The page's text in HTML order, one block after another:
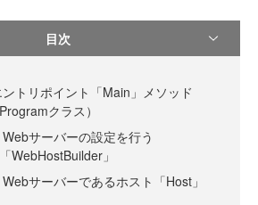
目次
ントリポイント「Main」メソッド
Programクラス）
Webサーバーの設定を行う
「WebHostBuilder」
Webサーバーであるホスト「Host」